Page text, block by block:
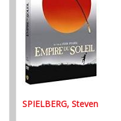
SPIELBERG, Steven